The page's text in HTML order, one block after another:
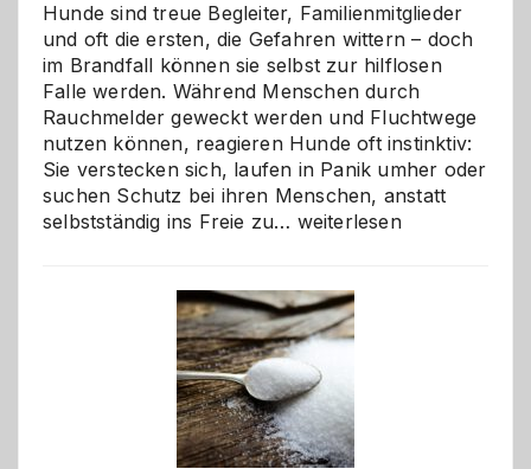
Hunde sind treue Begleiter, Familienmitglieder
und oft die ersten, die Gefahren wittern – doch
im Brandfall können sie selbst zur hilflosen
Falle werden. Während Menschen durch
Rauchmelder geweckt werden und Fluchtwege
nutzen können, reagieren Hunde oft instinktiv:
Sie verstecken sich, laufen in Panik umher oder
suchen Schutz bei ihren Menschen, anstatt
selbstständig ins Freie zu… Wenn
Freund
in
Gefahr
ist:
Brandschutz
für
Hunde
weiterlesen